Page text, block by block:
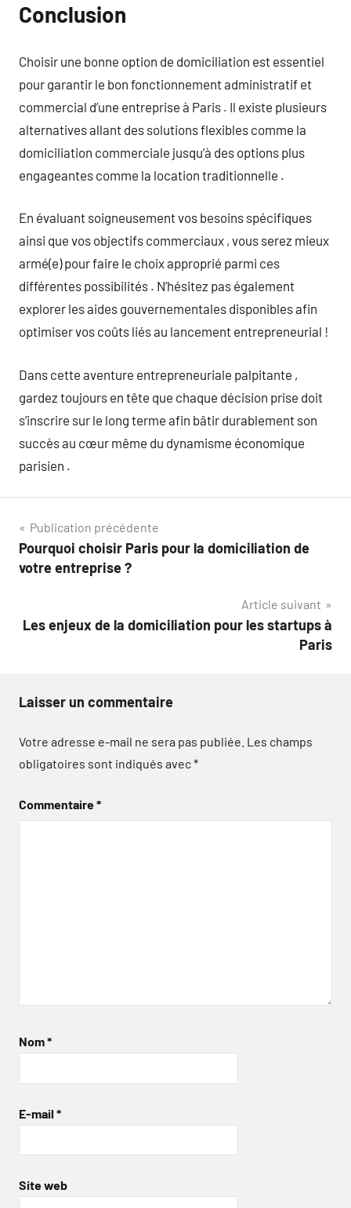
Conclusion
Choisir une bonne option de domiciliation est essentiel
pour garantir le bon fonctionnement administratif et
commercial d’une entreprise à Paris . Il existe plusieurs
alternatives allant des solutions flexibles comme la
domiciliation commerciale jusqu’à des options plus
engageantes comme la location traditionnelle .
En évaluant soigneusement vos besoins spécifiques
ainsi que vos objectifs commerciaux , vous serez mieux
armé(e) pour faire le choix approprié parmi ces
différentes possibilités . N’hésitez pas également
explorer les aides gouvernementales disponibles afin
optimiser vos coûts liés au lancement entrepreneurial !
Dans cette aventure entrepreneuriale palpitante ,
gardez toujours en tête que chaque décision prise doit
s’inscrire sur le long terme afin bâtir durablement son
succès au cœur même du dynamisme économique
parisien .
Navigation
de
Publication précédente
Pourquoi choisir Paris pour la domiciliation de
votre entreprise ?
Article suivant
Les enjeux de la domiciliation pour les startups à
Paris
Laisser un commentaire
Votre adresse e-mail ne sera pas publiée. Les champs
obligatoires sont indiqués avec*
Commentaire*
Nom*
E-mail *
Site web